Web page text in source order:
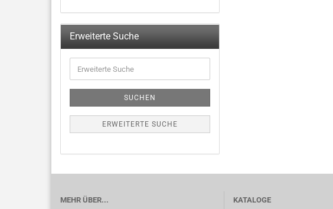
Erweiterte Suche
SUCHEN
ERWEITERTE SUCHE
MEHR ÜBER...
KATALOGE